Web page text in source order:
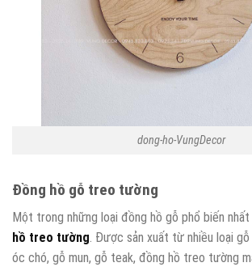
dong-ho-VungDecor
Đồng hồ gỗ treo tường
Một trong những loại đồng hồ gỗ phổ biến nhất
hồ treo tường. Được sản xuất từ nhiều loại gỗ
óc chó, gỗ mun, gỗ teak, đồng hồ treo tường